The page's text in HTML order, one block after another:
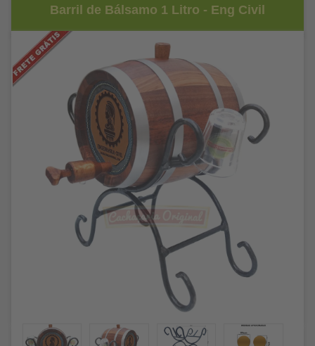
Barril de Bálsamo 1 Litro - Eng Civil